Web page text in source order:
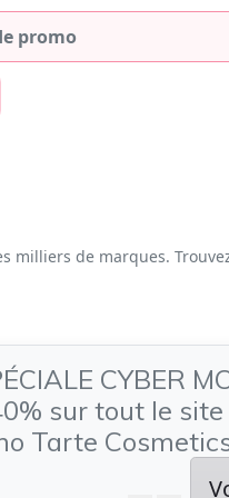
milliers de marques.
CYBER
sur tout le site
Tarte